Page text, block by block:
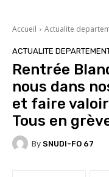
Accueil Actualite
ACTUALITE
Rentrée
nous dans
et faire
Tous en
By SNUDI-FO 67